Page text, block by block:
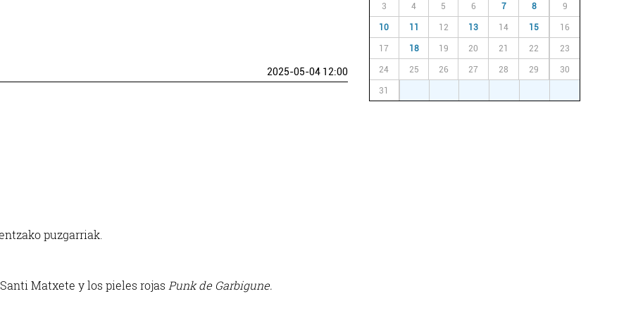
2025-05-04 12:00
puzgarriak.
Matxete y los pieles rojas Punk de Garbigune.
3 4 5 6 7 8 9
10 11 12 13 14 15 16
17 18 19 20 21 22 23
24 25 26 27 28 29 30
31